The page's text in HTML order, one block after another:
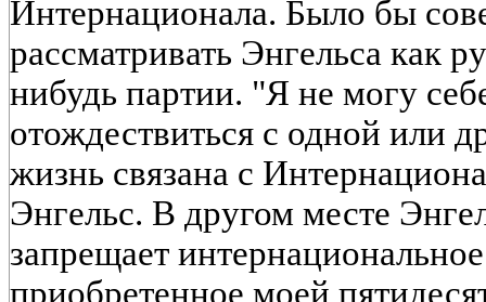
Интернационала. Было бы
рассматривать Энгельса как
нибудь партии. "Я не могу
отождествиться с одной или
жизнь связана с
Энгельс. В другом месте
запрещает
приобретенное моей